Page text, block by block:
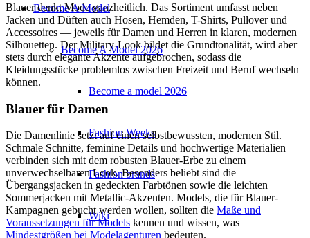
Become A Model
Become A Model 2026
Become a model 2026
Fashion Weeks
Fashion brands
Wiki
Blauer denkt Mode ganzheitlich. Das Sortiment umfasst neben
Jacken und Düften auch Hosen, Hemden, T-Shirts, Pullover und
Accessoires — jeweils für Damen und Herren in klaren, modernen
Silhouetten. Der Military-Look bildet die Grundtonalität, wird aber
stets durch elegante Akzente aufgebrochen, sodass die
Kleidungsstücke problemlos zwischen Freizeit und Beruf wechseln
können.
Blauer für Damen
Die Damenlinie setzt auf einen selbstbewussten, modernen Stil.
Schmale Schnitte, feminine Details und hochwertige Materialien
verbinden sich mit dem robusten Blauer-Erbe zu einem
unverwechselbaren Look. Besonders beliebt sind die
Übergangsjacken in gedeckten Farbtönen sowie die leichten
Sommerjacken mit Metallic-Akzenten. Models, die für Blauer-
Kampagnen gebucht werden wollen, sollten die Maße und
Voraussetzungen für Models kennen und wissen, was
Mindestgrößen bei Modelagenturen bedeuten.